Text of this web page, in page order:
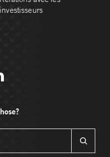
investisseurs